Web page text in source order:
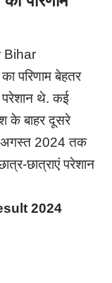
Bihar
परिणाम बेहतर
परेशान थे. कई
के बाहर दूसरे
अगस्त 2024 तक
छात्राएं परेशान
2024